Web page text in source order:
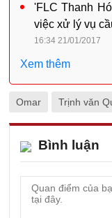
'FLC Thanh
việc xử lý vụ
16:34 21/01/2017
Xem thêm
Omar Trịnh văn
Bình luận